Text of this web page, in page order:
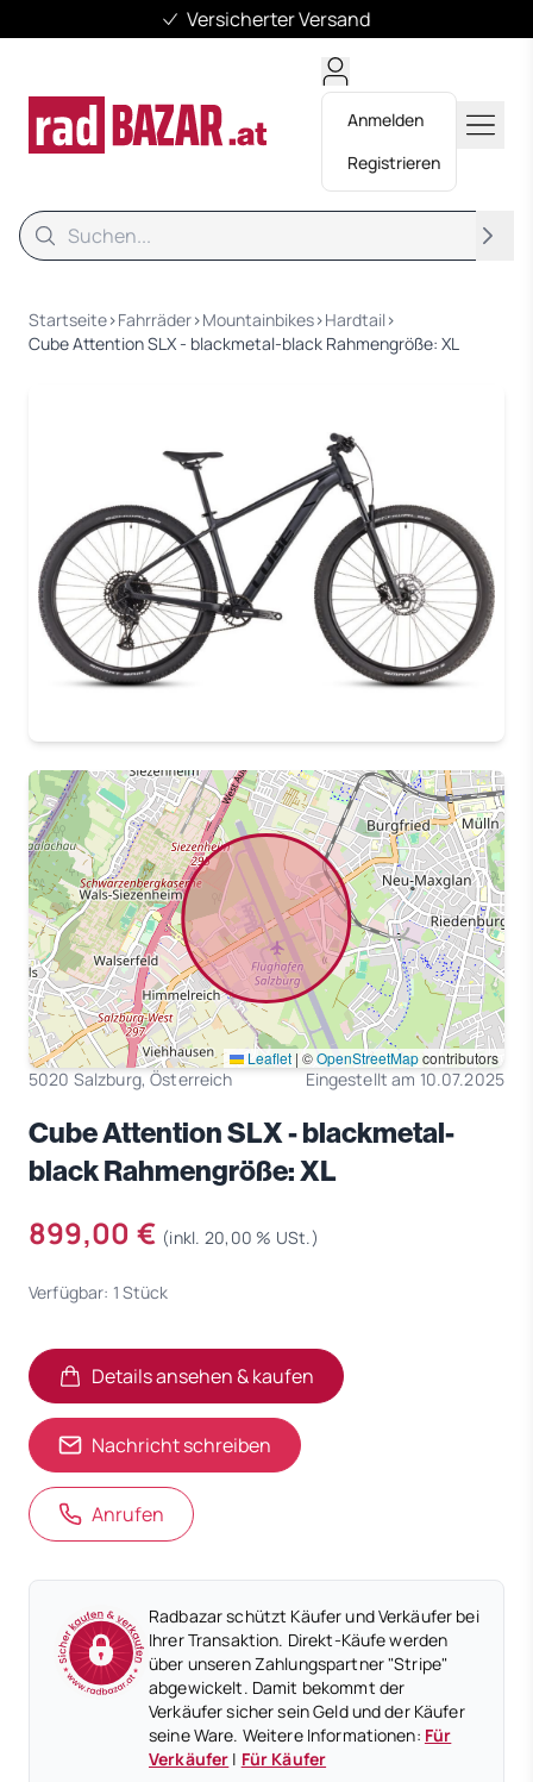
Versicherter Versand
Anmelden
Registrieren
Suche
Startseite›Fahrräder›Mountainbikes›Hardtail ›
Cube Attention SLX - blackmetal-black Rahmengröße: XL
Leaflet |©OpenStreetMapcontributors
5020 Salzburg, Österreich Eingestellt am 10.07.2025
Cube Attention SLX - blackmetal-
black Rahmengröße: XL
899,00 € (inkl. 20,00 % USt.)
Verfügbar: 1 Stück
Details ansehen & kaufen
(öffnet in neuem Tab)
(öffnet in neuem Tab)
Nachricht schreiben
Anrufen
Radbazar schützt Käufer und Verkäufer bei
Ihrer Transaktion. Direkt-Käufe werden
über unseren Zahlungspartner "Stripe"
abgewickelt. Damit bekommt der
Verkäufer sicher sein Geld und der Käufer
seine Ware. Weitere Informationen: Für
Verkäufer | Für Käufer